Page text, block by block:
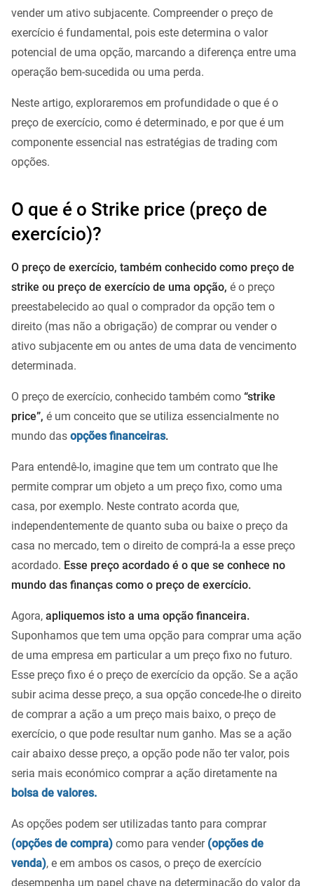
vender um ativo subjacente. Compreender o preço de
exercício é fundamental, pois este determina o valor
potencial de uma opção, marcando a diferença entre uma
operação bem-sucedida ou uma perda.
Neste artigo, exploraremos em profundidade o que é o
preço de exercício, como é determinado, e por que é um
componente essencial nas estratégias de trading com
opções.
O que é o Strike price (preço de
exercício)?
O preço de exercício, também conhecido como preço de
strike ou preço de exercício de uma opção, é o preço
preestabelecido ao qual o comprador da opção tem o
direito (mas não a obrigação) de comprar ou vender o
ativo subjacente em ou antes de uma data de vencimento
determinada.
O preço de exercício, conhecido também como “strike
price”, é um conceito que se utiliza essencialmente no
mundo das opções financeiras.
Para entendê-lo, imagine que tem um contrato que lhe
permite comprar um objeto a um preço fixo, como uma
casa, por exemplo. Neste contrato acorda que,
independentemente de quanto suba ou baixe o preço da
casa no mercado, tem o direito de comprá-la a esse preço
acordado. Esse preço acordado é o que se conhece no
mundo das finanças como o preço de exercício.
Agora, apliquemos isto a uma opção financeira.
Suponhamos que tem uma opção para comprar uma ação
de uma empresa em particular a um preço fixo no futuro.
Esse preço fixo é o preço de exercício da opção. Se a ação
subir acima desse preço, a sua opção concede-lhe o direito
de comprar a ação a um preço mais baixo, o preço de
exercício, o que pode resultar num ganho. Mas se a ação
cair abaixo desse preço, a opção pode não ter valor, pois
seria mais económico comprar a ação diretamente na
bolsa de valores.
As opções podem ser utilizadas tanto para comprar
(opções de compra) como para vender (opções de
venda), e em ambos os casos, o preço de exercício
desempenha um papel chave na determinação do valor da